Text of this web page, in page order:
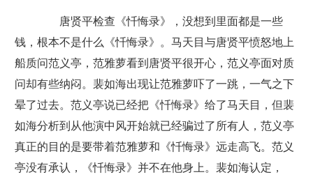
唐贤平检查《忏悔录》，没想到里面都是一些
钱，根本不是什么《忏悔录》。马天目与唐贤平愤怒地上
船质问范义亭，范雅萝看到唐贤平很开心，范义亭面对质
问却有些纳闷。裴如海出现让范雅萝吓了一跳，一气之下
晕了过去。范义亭说已经把《忏悔录》给了马天目，但裴
如海分析到从他演中风开始就已经骗过了所有人，范义亭
真正的目的是要带着范雅萝和《忏悔录》远走高飞。范义
亭没有承认，《忏悔录》并不在他身上。裴如海认定，